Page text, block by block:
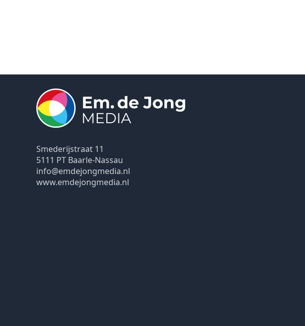
Smederijstraat 11
5111 PT Baarle-Nassau
info@emdejongmedia.nl
www.emdejongmedia.nl